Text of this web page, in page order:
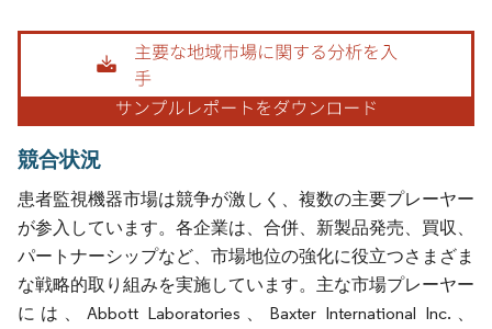
画像 © Mordor Intelligence。再利用にはCC BY 4.0の表示が必要です。
競合状況
患者監視機器市場は競争が激しく、複数の主要プレーヤー
が参入しています。各企業は、合併、新製品発売、買収、
パートナーシップなど、市場地位の強化に役立つさまざま
な戦略的取り組みを実施しています。主な市場プレーヤー
には、Abbott Laboratories、Baxter International Inc.、